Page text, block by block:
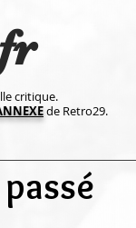
critique.
de Retro29.